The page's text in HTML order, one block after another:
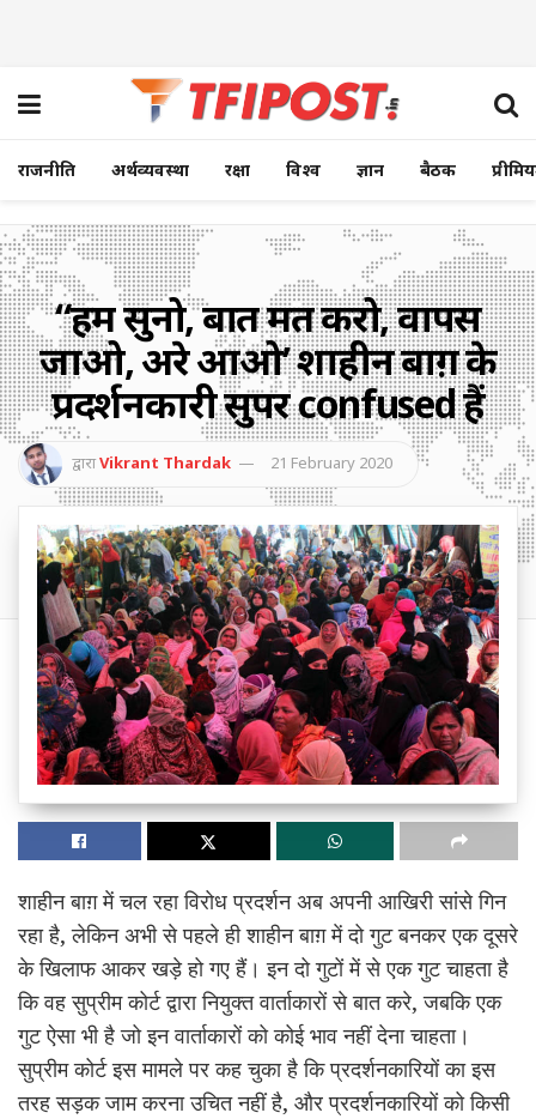
राजनीति अर्थव्यवस्था रक्षा विश्व ज्ञान बैठक
“हमें सुनो, बात मत करो, वापस
जाओ, अरे आओ’ शाहीन बाग़ के
प्रदर्शनकारी सुपर confused हैं
द्वाराVikrant Thardak 21 February 2020
शाहीन बाग़ में चल रहा विरोध प्रदर्शन अब अपनी आखिरी सांसे गिन
रहा है, लेकिन अभी से पहले ही शाहीन बाग़ में दो गुट बनकर एक दूसरे
के खिलाफ आकर खड़े हो गए हैं। इन दो गुटों में से एक गुट चाहता है
कि वह सुप्रीम कोर्ट द्वारा नियुक्त वार्ताकारों से बात करे, जबकि एक
गुट ऐसा भी है जो इन वार्ताकारों को कोई भाव नहीं देना चाहता।
सुप्रीम कोर्ट इस मामले पर कह चुका है कि प्रदर्शनकारियों का इस
तरह सड़क जाम करना उचित नहीं है, और प्रदर्शनकारियों को किसी